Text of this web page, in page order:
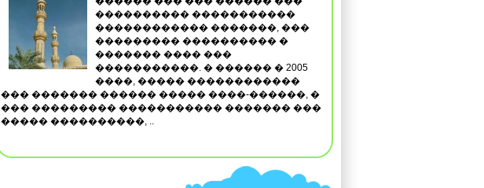
���������� �����������
������������ �������, ���
��������� ���������� �
������� ���� ���
�����������. � ������ � 2005
����, ����� ������������
��� ������� ������ ����� ����-������, �
��� ��������� ����������� ������� ���
����� ����������, ..